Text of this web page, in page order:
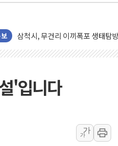
원주시, 첨단의료복합단지 지정
전남광주 화정역 인근 도로 4중
청도 문수리 야산서 산불 진화 중
헥토이노베이션, 상반기 매출 첫
우리은행, 고창해상풍력에 4000
민병덕 "오늘 67개 점포 영업 재
하나금융이 쏘아 올린 CIFO, 금
'입니다
가
가